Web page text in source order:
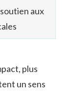
aux
plus
un sens